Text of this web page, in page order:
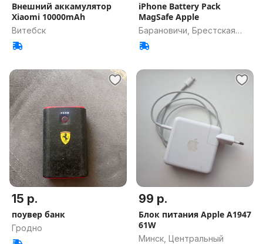
Внешний аккамулятор
Xiaomi 10000mAh
Витебск
iPhone Battery Pack
MagSafe Apple
Барановичи, Брестская
обл.
15 р.
поувер банк
Гродно
99 р.
Блок питания Apple A1947
61W
Минск, Центральный